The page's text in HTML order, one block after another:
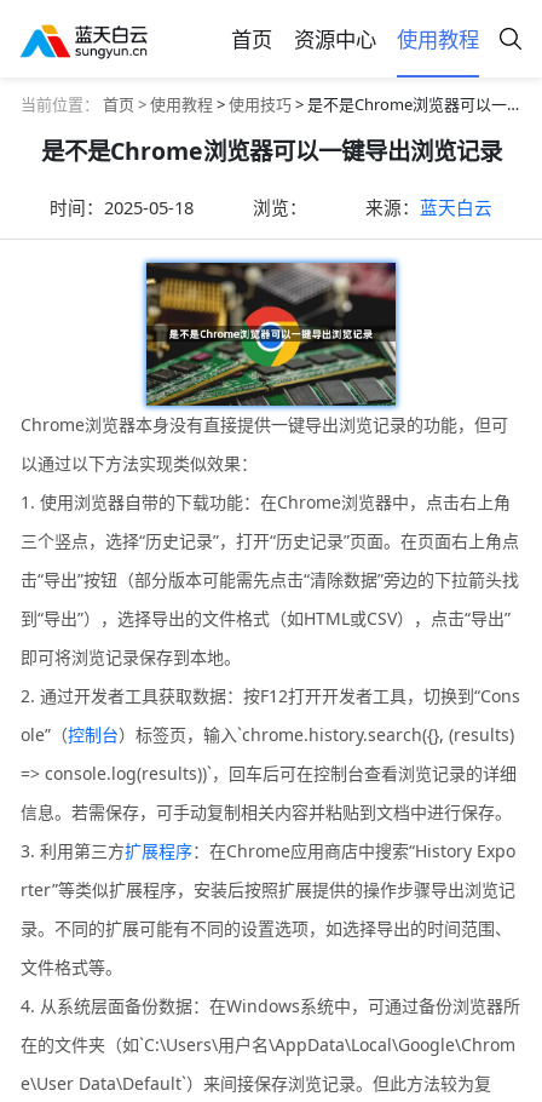
首页 资源中心 使用教程
当前位置： 首页 >使用教程>使用技巧> 是不是Chrome浏览器可以一键导出浏览记录
是不是Chrome浏览器可以一键导出浏览记录
时间：2025-05-18 浏览： 来源： 蓝天白云
Chrome浏览器本身没有直接提供一键导出浏览记录的功能，但可
以通过以下方法实现类似效果：
1. 使用浏览器自带的下载功能：在Chrome浏览器中，点击右上角
三个竖点，选择“历史记录”，打开“历史记录”页面。在页面右上角点
击“导出”按钮（部分版本可能需先点击“清除数据”旁边的下拉箭头找
到“导出”），选择导出的文件格式（如HTML或CSV），点击“导出”
即可将浏览记录保存到本地。
2. 通过开发者工具获取数据：按F12打开开发者工具，切换到“Cons
ole”（控制台）标签页，输入`chrome.history.search({}, (results)
=> console.log(results))`，回车后可在控制台查看浏览记录的详细
信息。若需保存，可手动复制相关内容并粘贴到文档中进行保存。
3. 利用第三方扩展程序：在Chrome应用商店中搜索“History Expo
rter”等类似扩展程序，安装后按照扩展提供的操作步骤导出浏览记
录。不同的扩展可能有不同的设置选项，如选择导出的时间范围、
文件格式等。
4. 从系统层面备份数据：在Windows系统中，可通过备份浏览器所
在的文件夹（如`C:\Users\用户名\AppData\Local\Google\Chrom
e\User Data\Default`）来间接保存浏览记录。但此方法较为复